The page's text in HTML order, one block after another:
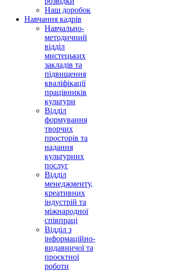
Наш доробок
Навчання кадрів
Навчально-
методичний
відділ
мистецьких
закладів та
підвищення
кваліфікації
працівників
культури
Відділ
формування
творчих
просторів та
надання
культурних
послуг
Відділ
менеджменту,
креативних
індустрій та
міжнародної
співпраці
Відділ з
інформаційно-
видавничої та
проєктної
роботи